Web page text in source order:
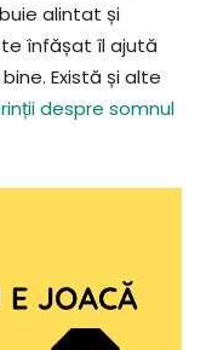
alintat și
înfășat îl ajută
Există și alte
despre somnul